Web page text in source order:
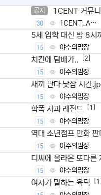
공지 1CENT 커뮤
30
1CENT_Ad
min
5세 입학 대신 밤 8시
났다
15 야수의밈장
치킨에 담배가.. [2]
15 야수의밈장
새끼 판다 낮잠 시간
15 야수의밈장
학폭 사과 레전드 [1]
15 야수의밈장
역대 소년점프 만화 판
15 야수의밈장
디씨에 올라온 또다른
15 야수의밈장
여자가 말하는 육덕 [1]